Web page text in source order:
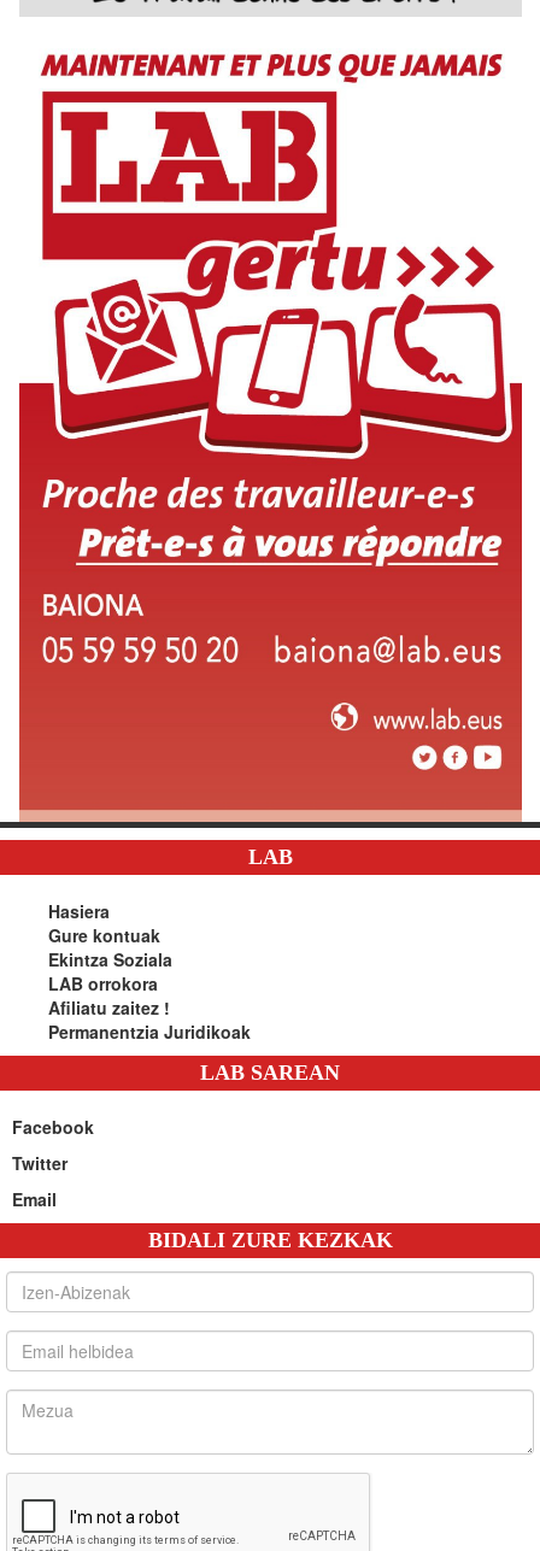
LAB
Hasiera
Gure kontuak
Ekintza Soziala
LAB orrokora
Afiliatu zaitez !
Permanentzia Juridikoak
LAB SAREAN
Facebook
Twitter
Email
BIDALI ZURE KEZKAK